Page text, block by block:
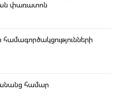
փառատոն
համագործակցությունների
համար